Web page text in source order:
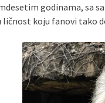
godinama, sa
koju fanovi tako